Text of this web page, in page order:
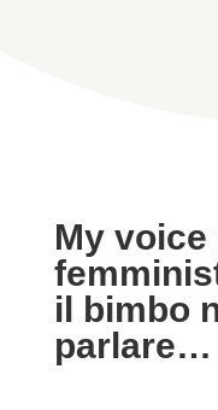
My
il bimbo
parlare…